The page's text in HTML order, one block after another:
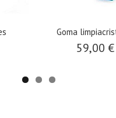
Goma
59,00 €